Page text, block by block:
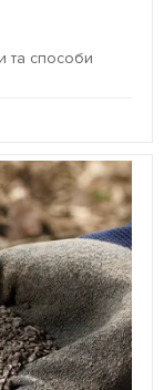
та способи